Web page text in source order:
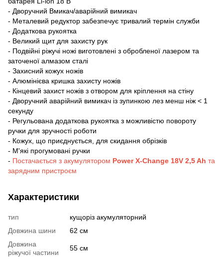
- Дворучний Вмикач/аварійний вимикач
- Металевий редуктор забезпечує тривалий термін служби
- Додаткова рукоятка
- Великий щит для захисту рук
- Подвійні ріжучі ножі виготовлені з обробленої лазером та
заточеної алмазом сталі
- Захисний кожух ножів
- Алюмінієва кришка захисту ножів
- Кінцевий захист ножів з отвором для кріплення на стіну
- Дворучний аварійний вимикач із зупинкою лез менш ніж < 1
секунду
- Регульована додаткова рукоятка з можливістю повороту
ручки для зручності роботи
- Кожух, що приєднується, для скидання обрізків
- М'які прогумовані ручки
- Постачається з акумулятором Power X-Change 18V 2,5 Ah та
зарядним пристроєм
Характеристики
тип
кущоріз акумуляторний
Довжина шини
62 см
Довжина
ріжучої частини
55 см